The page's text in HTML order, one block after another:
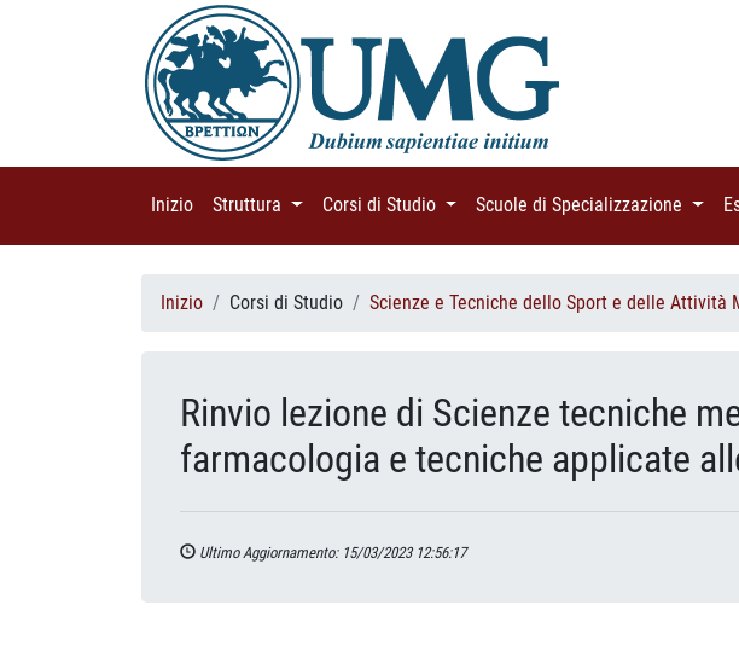
Inizio (current)
Struttura (current)Corsi di Studio (current)Scuole di Specializzazione
Inizio Corsi di Studio Scienze e Tecniche dello Sport e delle Attività
Rinvio lezione di Scienze tecniche
farmacologia e tecniche applicate
Ultimo Aggiornamento: 15/03/2023 12:56:17